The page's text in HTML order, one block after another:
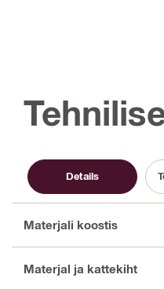
Details
Materjali koostis
Materjal ja kattekiht